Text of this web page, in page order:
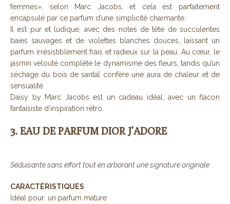
femmes», selon Marc Jacobs, et cela est parfaitement
encapsulé par ce parfum d’une simplicité charmante.
Il est pur et ludique, avec des notes de tête de succulentes
baies sauvages et de violettes blanches douces, laissant un
parfum irrésistiblement frais et radieux sur la peau. Au cœur, le
jasmin velouté complète le dynamisme des fleurs, tandis qu’un
séchage du bois de santal confère une aura de chaleur et de
sensualité.
Daisy by Marc Jacobs est un cadeau idéal, avec un flacon
fantaisiste d’inspiration rétro.
3. EAU DE PARFUM DIOR J’ADORE
Séduisante sans effort tout en arborant une signature originale
CARACTÉRISTIQUES
Idéal pour: un parfum mature